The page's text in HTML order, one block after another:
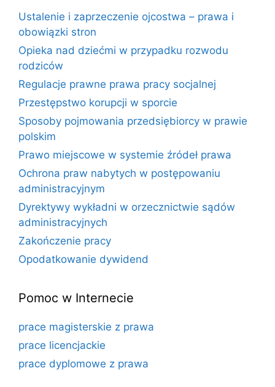
Ustalenie i zaprzeczenie ojcostwa – prawa i
obowiązki stron
Opieka nad dziećmi w przypadku rozwodu
rodziców
Regulacje prawne prawa pracy socjalnej
Przestępstwo korupcji w sporcie
Sposoby pojmowania przedsiębiorcy w prawie
polskim
Prawo miejscowe w systemie źródeł prawa
Ochrona praw nabytych w postępowaniu
administracyjnym
Dyrektywy wykładni w orzecznictwie sądów
administracyjnych
Zakończenie pracy
Opodatkowanie dywidend
Pomoc w Internecie
prace magisterskie z prawa
prace licencjackie
prace dyplomowe z prawa